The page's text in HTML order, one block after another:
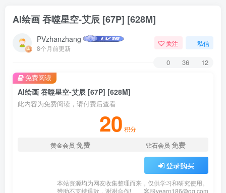
AI绘画 吞噬星空-艾辰 [67P] [628M]
PVzhanzhang
8个月前更新
关注 私信
0 36 12
AI绘画 吞噬星空-艾辰 [67P] [628M]
此内容为免费阅读，请付费后查看
20 积分
黄金会员 免费 钻石会员 免费
登录购买
本站资源均为网友收集整理而来，仅供学习和研究使用。
赞助不支持退款，谢谢合作!
客服yearn186@qq.com
免费阅读